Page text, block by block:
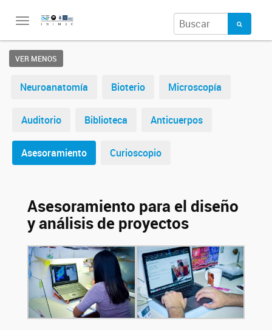
Toggle
VER MENOS
Neuroanatomía Bioterio Microscopía
Auditorio Biblioteca Anticuerpos
Asesoramiento Curioscopio
Asesoramiento para el diseño
y análisis de proyectos